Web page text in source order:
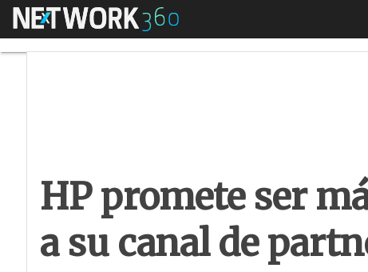
Menú
HP promete ser
a su canal de